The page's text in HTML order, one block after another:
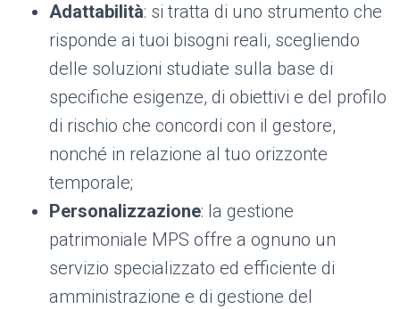
Adattabilità: si tratta di uno strumento che
risponde ai tuoi bisogni reali, scegliendo
delle soluzioni studiate sulla base di
specifiche esigenze, di obiettivi e del profilo
di rischio che concordi con il gestore,
nonché in relazione al tuo orizzonte
temporale;
Personalizzazione: la gestione
patrimoniale MPS offre a ognuno un
servizio specializzato ed efficiente di
amministrazione e di gestione del